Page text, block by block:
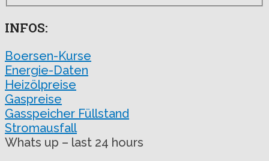
INFOS:
Boersen-Kurse
Energie-Daten
Heizölpreise
Gaspreise
Gasspeicher Füllstand
Stromausfall
Whats up – last 24 hours